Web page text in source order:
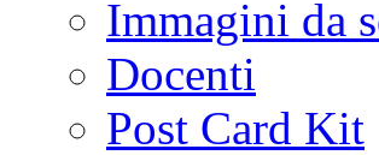
Immagini da
Docenti
Post Card Kit